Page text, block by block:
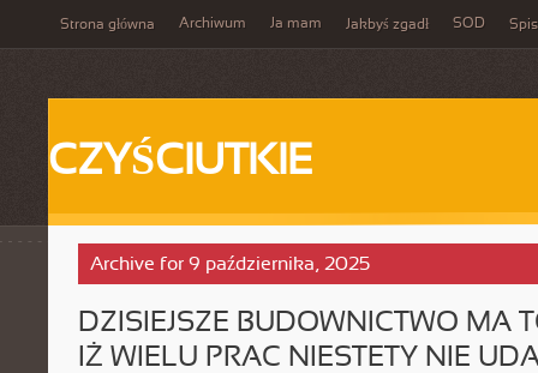
Strona główna Archiwum Ja mam Jakbyś zgadł SOD
CZYŚCIUTKIE
Archive for 9 października, 2025
DZISIEJSZE BUDOWNICTWO MA
IŻ WIELU PRAC NIESTETY NIE